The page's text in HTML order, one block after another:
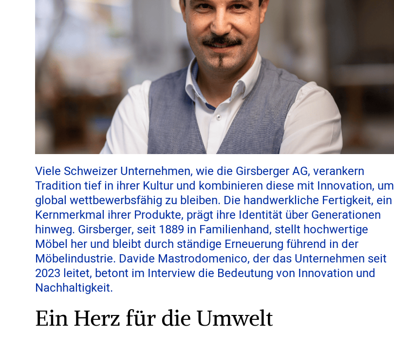
Viele Schweizer Unternehmen, wie die Girsberger AG, verankern
Tradition tief in ihrer Kultur und kombinieren diese mit Innovation, um
global wettbewerbsfähig zu bleiben. Die handwerkliche Fertigkeit, ein
Kernmerkmal ihrer Produkte, prägt ihre Identität über Generationen
hinweg. Girsberger, seit 1889 in Familienhand, stellt hochwertige
Möbel her und bleibt durch ständige Erneuerung führend in der
Möbelindustrie. Davide Mastrodomenico, der das Unternehmen seit
2023 leitet, betont im Interview die Bedeutung von Innovation und
Nachhaltigkeit.
Ein Herz für die Umwelt